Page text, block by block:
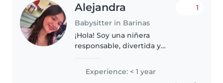
Alejandra
Babysitter in Barinas
1
¡Hola! Soy una niñera
responsable, divertida y
cuidar de tus niños. Aunque soy
nueva en el cuidado infantil,
Experience: < 1 year